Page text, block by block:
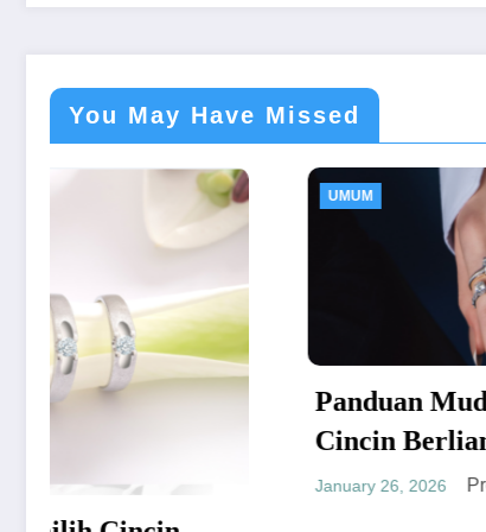
You May Have Missed
Panduan Mudah Beli
Cincin Berlian Bandung
yang Menguntungkan
January 26, 2026 Provitamon